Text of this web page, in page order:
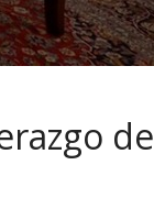
de